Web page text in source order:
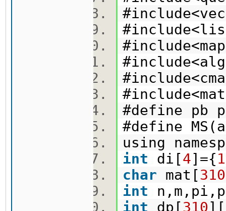
#define pb
#define
using
int di[4]={1
char mat[310
int
int dp[310][